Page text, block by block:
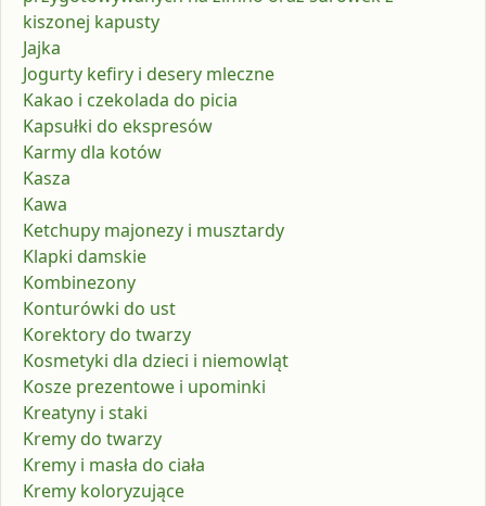
kiszonej kapusty
Jajka
Jogurty kefiry i desery mleczne
Kakao i czekolada do picia
Kapsułki do ekspresów
Karmy dla kotów
Kasza
Kawa
Ketchupy majonezy i musztardy
Klapki damskie
Kombinezony
Konturówki do ust
Korektory do twarzy
Kosmetyki dla dzieci i niemowląt
Kosze prezentowe i upominki
Kreatyny i staki
Kremy do twarzy
Kremy i masła do ciała
Kremy koloryzujące